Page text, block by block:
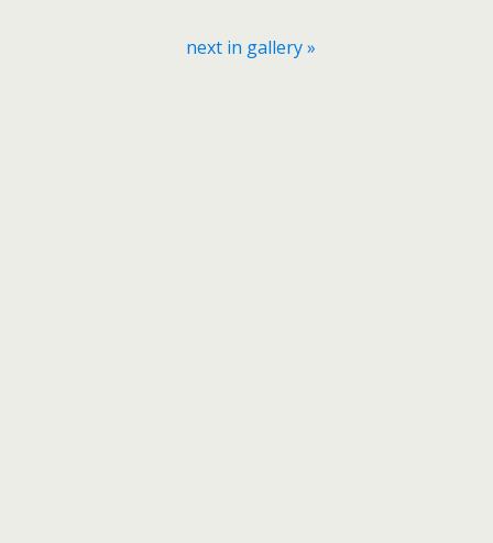
next in gallery »